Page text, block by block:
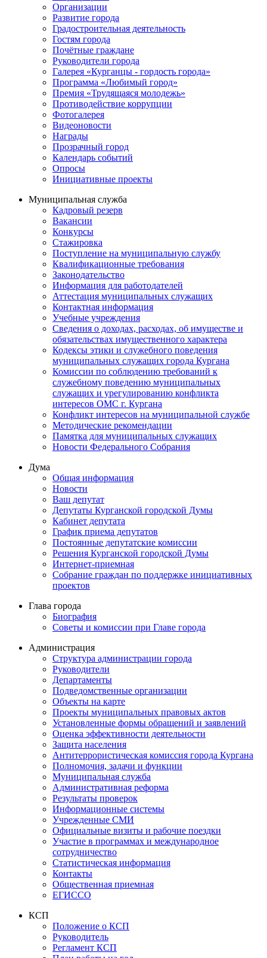
Организации
Развитие города
Градостроительная деятельность
Гостям города
Почётные граждане
Руководители города
Галерея «Курганцы - гордость города»
Программа «Любимый город»
Премия «Трудящаяся молодежь»
Противодействие коррупции
Фотогалерея
Видеоновости
Награды
Прозрачный город
Календарь событий
Опросы
Инициативные проекты
Муниципальная служба
Кадровый резерв
Вакансии
Конкурсы
Стажировка
Поступление на муниципальную службу
Квалификационные требования
Законодательство
Информация для работодателей
Аттестация муниципальных служащих
Контактная информация
Учебные учреждения
Сведения о доходах, расходах, об имуществе и
обязательствах имущественного характера
Кодексы этики и служебного поведения
муниципальных служащих города Кургана
Комиссии по соблюдению требований к
служебному поведению муниципальных
служащих и урегулированию конфликта
интересов ОМС г. Кургана
Конфликт интересов на муниципальной службе
Методические рекомендации
Памятка для муниципальных служащих
Новости Федерального Cобрания
Дума
Общая информация
Новости
Ваш депутат
Депутаты Курганской городской Думы
Кабинет депутата
График приема депутатов
Постоянные депутатские комиссии
Решения Курганской городской Думы
Интернет-приемная
Собрание граждан по поддержке инициативных
проектов
Глава города
Биография
Советы и комиссии при Главе города
Администрация
Структура администрации города
Руководители
Департаменты
Подведомственные организации
Объекты на карте
Проекты муниципальных правовых актов
Установленные формы обращений и заявлений
Оценка эффективности деятельности
Защита населения
Антитеррористическая комиссия города Кургана
Полномочия, задачи и функции
Муниципальная служба
Административная реформа
Результаты проверок
Информационные системы
Учрежденные СМИ
Официальные визиты и рабочие поездки
Участие в программах и международное
сотрудничество
Статистическая информация
Контакты
Общественная приемная
ЕГИССО
КСП
Положение о КСП
Руководитель
Регламент КСП